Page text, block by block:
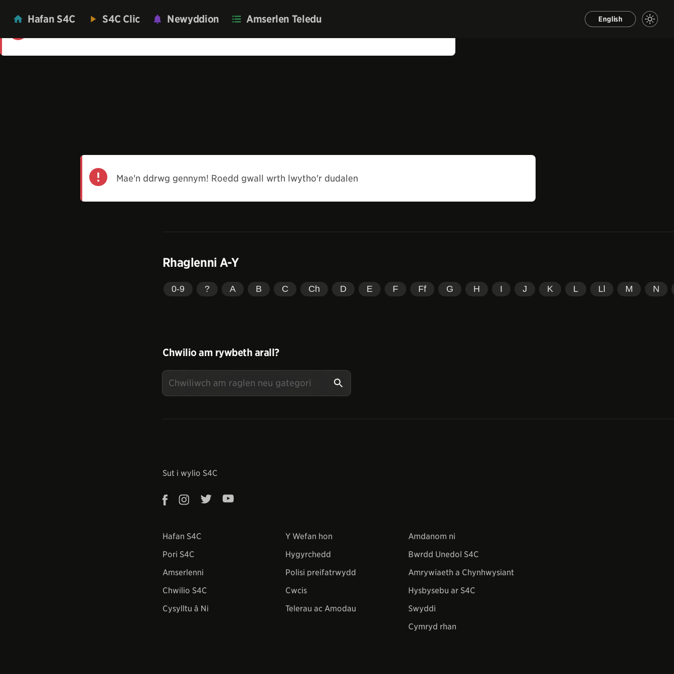
Hafan S4C S4C Clic Newyddion Amserlen Teledu English
Mae'n ddrwg gennym! Roedd gwall wrth lwytho'r dudalen
Rhaglenni A-Y
0-9 ? A B C Ch D E F Ff G H I J K L Ll M N
Chwilio am rywbeth arall?
Sut i wylio S4C
Hafan S4C
Pori S4C
Amserlenni
Chwilio S4C
Cysylltu â Ni
Y Wefan hon
Hygyrchedd
Polisi preifatrwydd
Cwcis
Telerau ac Amodau
Amdanom ni
Bwrdd Unedol S4C
Amrywiaeth a Chynhwysiant
Hysbysebu ar S4C
Swyddi
Cymryd rhan